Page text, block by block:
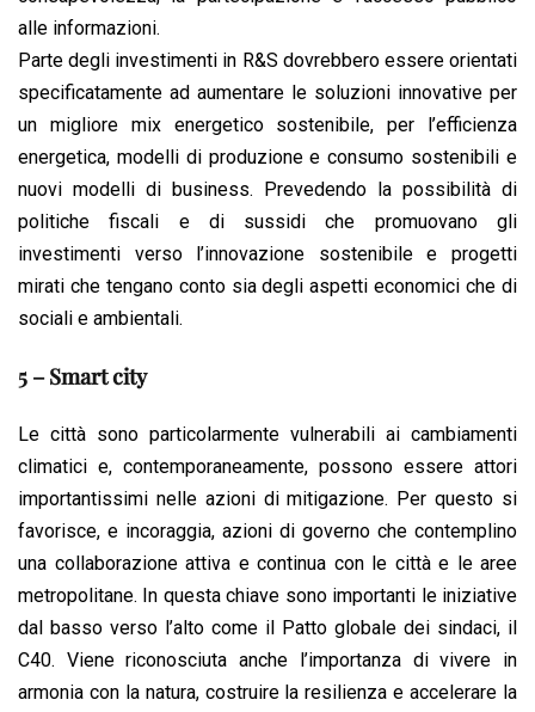
alle informazioni.
Parte degli investimenti in R&S dovrebbero essere orientati
specificatamente ad aumentare le soluzioni innovative per
un migliore mix energetico sostenibile, per l’efficienza
energetica, modelli di produzione e consumo sostenibili e
nuovi modelli di business. Prevedendo la possibilità di
politiche fiscali e di sussidi che promuovano gli
investimenti verso l’innovazione sostenibile e progetti
mirati che tengano conto sia degli aspetti economici che di
sociali e ambientali.
5 – Smart city
Le città sono particolarmente vulnerabili ai cambiamenti
climatici e, contemporaneamente, possono essere attori
importantissimi nelle azioni di mitigazione. Per questo si
favorisce, e incoraggia, azioni di governo che contemplino
una collaborazione attiva e continua con le città e le aree
metropolitane. In questa chiave sono importanti le iniziative
dal basso verso l’alto come il Patto globale dei sindaci, il
C40. Viene riconosciuta anche l’importanza di vivere in
armonia con la natura, costruire la resilienza e accelerare la